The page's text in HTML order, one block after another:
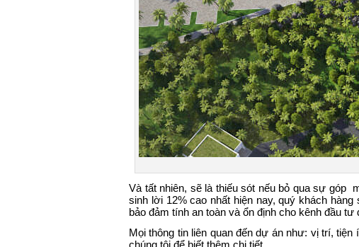
Và tất nhiên, sẽ là thiếu sót nếu bỏ qua sự góp
sinh lời 12% cao nhất hiện nay, quý khách
bảo đảm tính an toàn và ổn định cho kênh đầu tư
Mọi thông tin liên quan đến dự án như: vị trí, tiện
chúng tôi để biết thêm chi tiết.